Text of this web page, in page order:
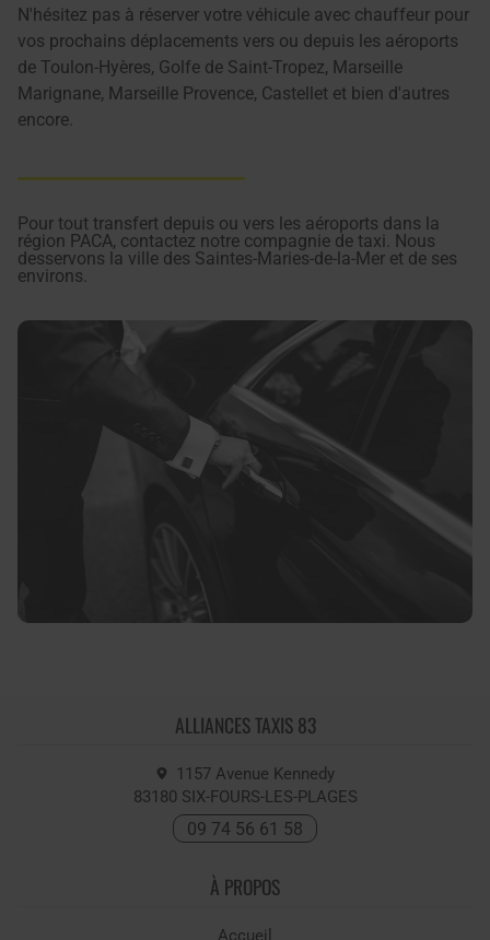
N'hésitez pas à réserver votre véhicule avec chauffeur pour
vos prochains déplacements vers ou depuis les aéroports
de Toulon-Hyères, Golfe de Saint-Tropez, Marseille
Marignane, Marseille Provence, Castellet et bien d'autres
encore.
Pour tout transfert depuis ou vers les aéroports dans la
région PACA, contactez notre compagnie de taxi. Nous
desservons la ville des Saintes-Maries-de-la-Mer et de ses
environs.
ALLIANCES TAXIS 83
1157 Avenue Kennedy
83180 SIX-FOURS-LES-PLAGES
09 74 56 61 58
À PROPOS
Accueil